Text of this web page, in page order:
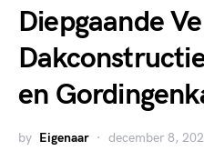
Diepgaande
en
by Eigenaar december 8,